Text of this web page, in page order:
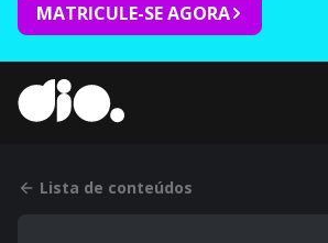
MATRICULE-SE AGORA
Lista de conteúdos